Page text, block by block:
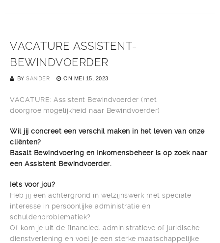
VACATURE ASSISTENT-
BEWINDVOERDER
BY SANDER ON MEI 15, 2023
VACATURE: Assistent Bewindvoerder (met
doorgroeimogelijkheid naar Bewindvoerder)
Wil jij concreet een verschil maken in het leven van onze
cliënten?
Basalt Bewindvoering en Inkomensbeheer is op zoek naar
een Assistent Bewindvoerder.
Iets voor jou?
Heb jij een achtergrond in welzijnswerk met speciale
interesse in persoonlijke administratie en
schuldenproblematiek?
Of kom je uit de financieel administratieve of juridische
dienstverlening en voel je een sterke maatschappelijke